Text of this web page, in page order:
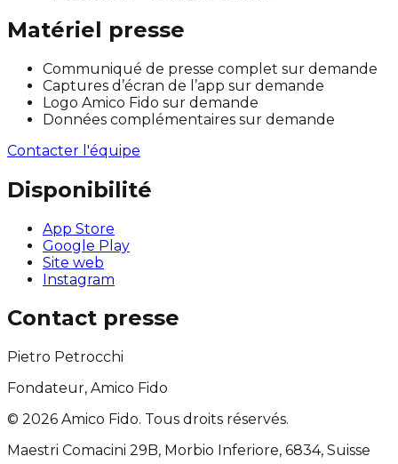
Matériel presse
Communiqué de presse complet sur demande
Captures d’écran de l’app sur demande
Logo Amico Fido sur demande
Données complémentaires sur demande
Contacter l'équipe
Disponibilité
App Store
Google Play
Site web
Instagram
Contact presse
Pietro Petrocchi
Fondateur, Amico Fido
© 2026 Amico Fido. Tous droits réservés.
Maestri Comacini 29B, Morbio Inferiore, 6834, Suisse